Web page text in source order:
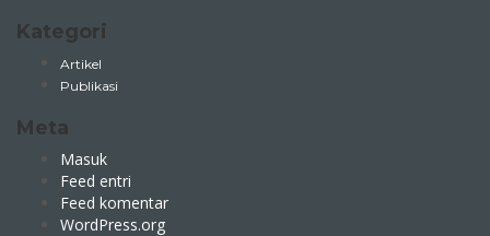
Kategori
Artikel
Publikasi
Meta
Masuk
Feed entri
Feed komentar
WordPress.org